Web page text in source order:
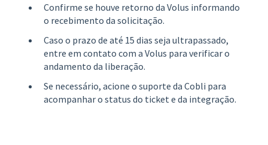
Confirme se houve retorno da Volus informando
o recebimento da solicitação.
Caso o prazo de até 15 dias seja ultrapassado,
entre em contato com a Volus para verificar o
andamento da liberação.
Se necessário, acione o suporte da Cobli para
acompanhar o status do ticket e da integração.